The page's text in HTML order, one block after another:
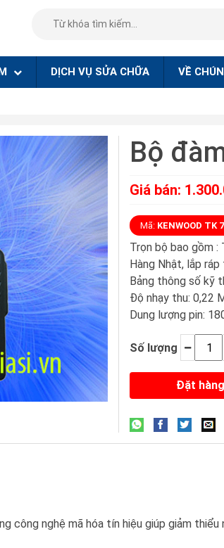
DỊCH VỤ SỬA CHỮA VỀ
Bộ
Giá bán:
Mã: KENWOOD TK
Trọn bộ bao gồm :
Hàng Nhật, lắp
Bảng thông số kỹ
Độ nhạy thu: 0,22
Dung lượng pin:
Số lượng
công nghệ mã hóa tín hiệu giúp giảm thiểu